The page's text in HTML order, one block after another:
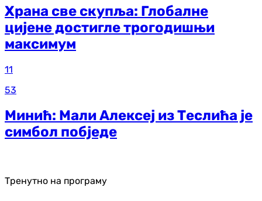
Храна све скупља: Глобалне
цијене достигле трогодишњи
максимум
11
53
Минић: Мали Алексеј из Теслића је
симбол побједе
Тренутно на програму